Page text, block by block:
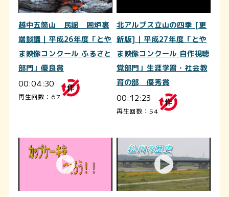
越中五箇山 民謡 囲炉裏
端談議｜平成26年度「とや
ま映像コンクール ふるさと
部門」優良賞
00:04:30
再生回数：67
北アルプス立山の四季 [更
新版]｜平成27年度「とや
ま映像コンクール 自作視聴
覚部門」生涯学習・社会教
育の部 優秀賞
00:12:23
再生回数：54